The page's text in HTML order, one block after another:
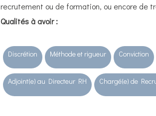
recrutement ou de formation, ou encore de
Qualités à avoir :
Discrétion Méthode et rigueur Conviction
Adjoint(e) au Directeur RH Chargé(e) de